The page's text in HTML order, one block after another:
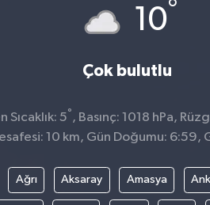
10°
Çok bulutlu
Sıcaklık: 5° , Basınç: 1018 hPa,
10 km, Gün Doğumu: 6:59,
Ağrı Aksaray Amasya